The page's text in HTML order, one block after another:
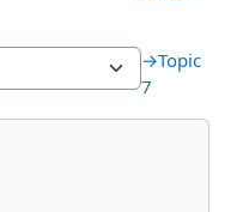
→Topic
7